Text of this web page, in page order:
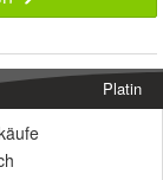
Platin